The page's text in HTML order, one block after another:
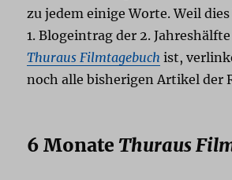
zu jedem einige Worte. Weil
1. Blogeintrag der 2.
Thuraus Filmtagebuch ist,
noch alle bisherigen Artikel der
6 Monate Thuraus